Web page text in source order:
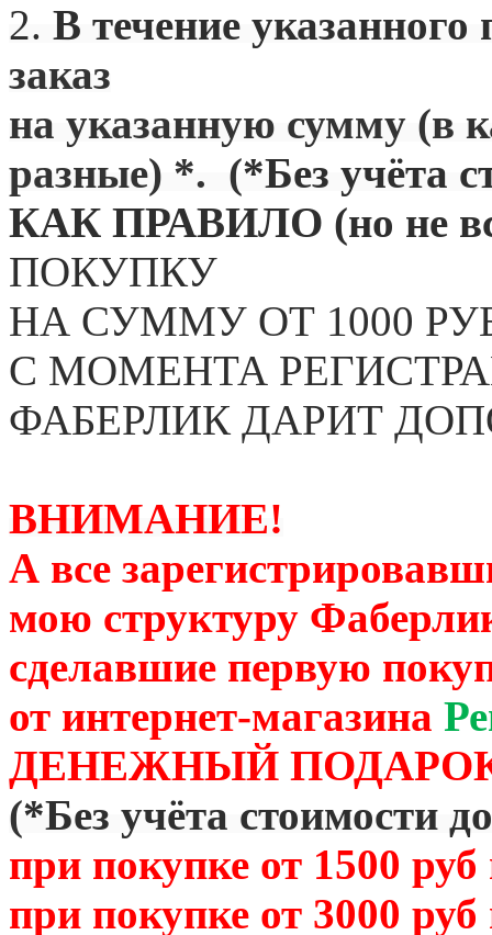
2. В течение указанного
заказ
на указанную сумму (в
разные) *. (*Без учёта
КАК ПРАВИЛО (но не
ПОКУПКУ
НА СУММУ ОТ 1000
С МОМЕНТА
ФАБЕРЛИК ДАРИТ
ВНИМАНИЕ!
А все
мою структуру
сделавшие первую
от интернет-магазина
ДЕНЕЖНЫЙ
(*Без учёта стоимости
при покупке от 1500
при покупке от 3000